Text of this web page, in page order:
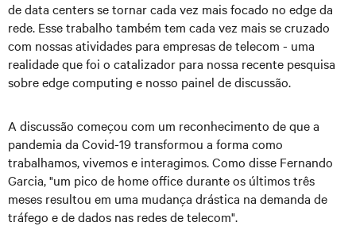
de data centers se tornar cada vez mais focado no edge da
rede. Esse trabalho também tem cada vez mais se cruzado
com nossas atividades para empresas de telecom - uma
realidade que foi o catalizador para nossa recente pesquisa
sobre edge computing e nosso painel de discussão.
A discussão começou com um reconhecimento de que a
pandemia da Covid-19 transformou a forma como
trabalhamos, vivemos e interagimos. Como disse Fernando
Garcia, "um pico de home office durante os últimos três
meses resultou em uma mudança drástica na demanda de
tráfego e de dados nas redes de telecom".